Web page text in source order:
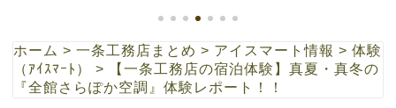
ホーム > 一条工務店まとめ > アイスマート情報 > 体験
（ｱｲｽﾏｰﾄ）
>
【一条工務店の宿泊体験】真夏・真冬の
『全館さらぽか空調』体験レポート！！